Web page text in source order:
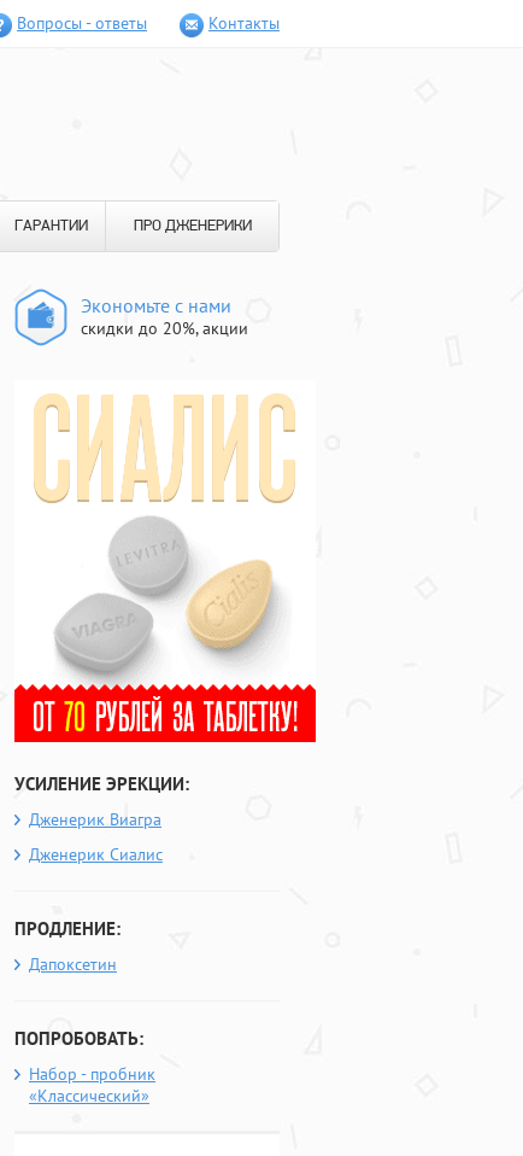
Вопросы - ответы Контакты
ГАРАНТИИ ПРО ДЖЕНЕРИКИ
Экономьте с нами
скидки до 20%, акции
УСИЛЕНИЕ ЭРЕКЦИИ:
Дженерик Виагра
Дженерик Сиалис
ПРОДЛЕНИЕ:
Дапоксетин
ПОПРОБОВАТЬ:
Набор - пробник
«Классический»